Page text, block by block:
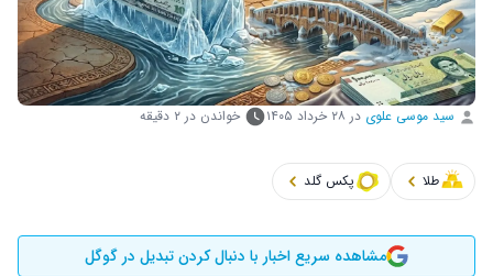
سید موسی علوی در ۲۸ خرداد ۱۴۰۵ خواندن در ۲ دقیقه
طلا پکس گلد
مشاهده سریع اخبار با دنبال کردن تبدیل در گوگل